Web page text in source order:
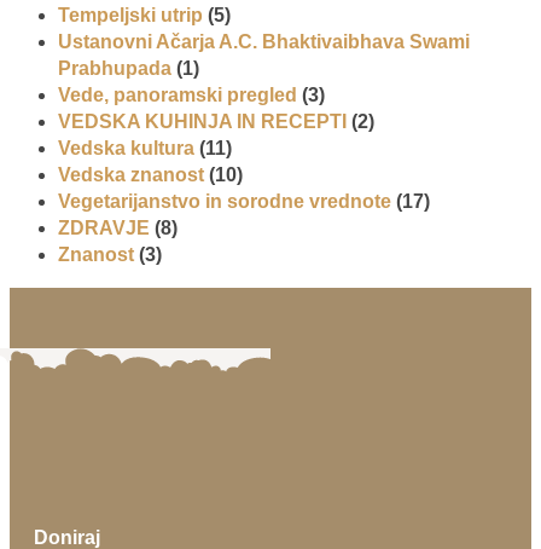
Tempeljski utrip (5)
Ustanovni Ačarja A.C. Bhaktivaibhava Swami
Prabhupada (1)
Vede, panoramski pregled (3)
VEDSKA KUHINJA IN RECEPTI (2)
Vedska kultura (11)
Vedska znanost (10)
Vegetarijanstvo in sorodne vrednote (17)
ZDRAVJE (8)
Znanost (3)
Doniraj